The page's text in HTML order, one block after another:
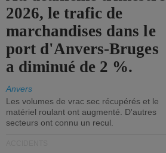
2026, le trafic de
marchandises dans le
port d'Anvers-Bruges
a diminué de 2 %.
Anvers
Les volumes de vrac sec récupérés et le
matériel roulant ont augmenté. D'autres
secteurs ont connu un recul.